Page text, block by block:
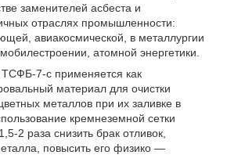
заменителей асбеста и
отраслях промышленности:
авиакосмической, в металлургии
атомной энергетики.
7-с применяется как
материал для очистки
металлов при их заливке в
кремнеземной сетки
2 раза снизить брак отливок,
повысить его физико —